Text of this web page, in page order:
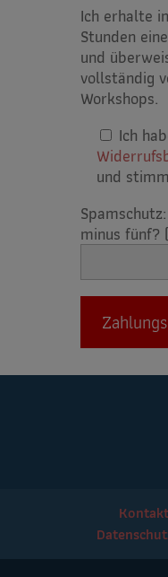
Ich erhalte
Stunden
und
vollständig
Workshops.
Ich
und
minus fünf?
Kontakt